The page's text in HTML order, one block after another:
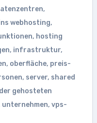
,
webhosting,
, hosting
, infrastruktur,
, oberfläche, preis-
, server, shared
gehosteten
unternehmen, vps-